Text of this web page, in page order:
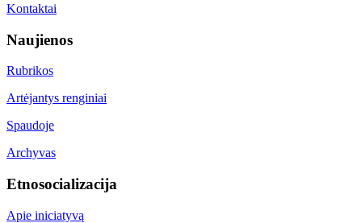
Kontaktai
Naujienos
Rubrikos
Artėjantys renginiai
Spaudoje
Archyvas
Etnosocializacija
Apie iniciatyvą